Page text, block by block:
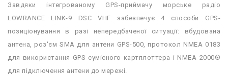
Завдяки інтегрованому GPS-приймачу морське радіо
LOWRANCE LINK-9 DSC VHF забезпечує 4 способи GPS-
позиціонування в разі непередбаченої ситуації: вбудована
антена, роз'єм SMA для антени GPS-500, протокол NMEA 0183
для використання GPS сумісного картплоттера і NMEA 2000®
для підключення антени до мережі.